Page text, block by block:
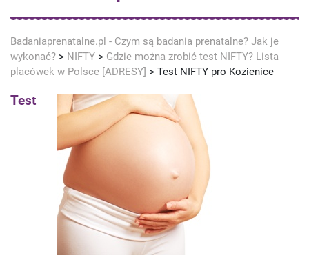
Badaniaprenatalne.pl - Czym są badania prenatalne? Jak je
wykonać? > NIFTY > Gdzie można zrobić test NIFTY? Lista
placówek w Polsce [ADRESY] > Test NIFTY pro Kozienice
Test